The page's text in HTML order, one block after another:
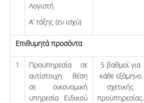
Λογιστή
Α’ τάξης (εν ισχύ)
Επιθυμητά προσόντα
1
Προϋπηρεσία σε
αντίστοιχη θέση
σε οικονομική
υπηρεσία Ειδικού
5 βαθμοί για
κάθε εξάμηνο
σχετικής
προϋπηρεσίας.